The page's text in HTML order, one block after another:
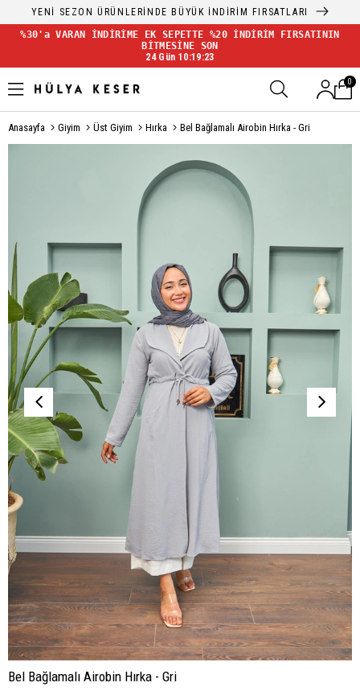
YENİ SEZON ÜRÜNLERİNDE BÜYÜK İNDİRİM FIRSATLARI
%30'a VARAN İNDİRİME EK SEPETTE %20 İNDİRİM FIRSATININ
BİTMESİNE SON
24 Gün 10:19:23
0
Anasayfa Giyim Üst Giyim Hırka Bel Bağlamalı Airobin Hırka - Gri
Bel Bağlamalı Airobin Hırka - Gri